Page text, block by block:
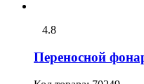
4.8
Переносной